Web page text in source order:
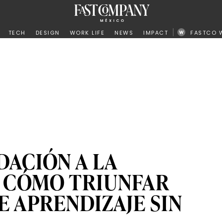
TECH DESIGN WORK LIFE NEWS IMPACT FASTCO
A LA
TRIUNFAR
APRENDIZAJE SIN